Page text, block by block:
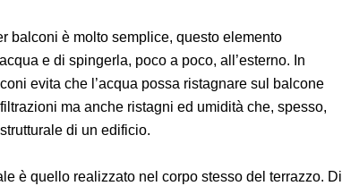
balconi è molto semplice, questo elemento
e di spingerla, poco a poco, all’esterno. In
evita che l’acqua possa ristagnare sul balcone
ma anche ristagni ed umidità che, spesso,
di un edificio.
è quello realizzato nel corpo stesso del terrazzo. Di